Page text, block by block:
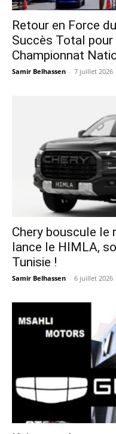
Retour en Force
Succès Total
Championnat
Samir Belhassen - 7 juillet 2026
Chery bouscule le
lance le HIMLA,
Tunisie !
Samir Belhassen - 6 juillet 2026